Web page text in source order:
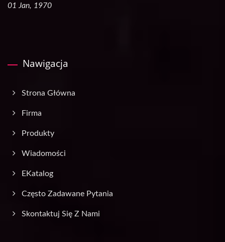
01 Jan, 1970
Nawigacja
Strona Główna
Firma
Produkty
Wiadomości
EKatalog
Często Zadawane Pytania
Skontaktuj Się Z Nami